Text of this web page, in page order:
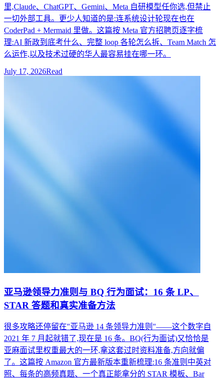
里,Claude、ChatGPT、Gemini、Meta 自研模型任你选,但禁止
一切外部工具。更少人知道的是:连系统设计轮现在也在
CoderPad + Mermaid 里做。这篇按 Meta 官方招聘页逐字梳
理:AI 新政到底考什么、完整 loop 各轮怎么拆、Team Match 怎
么运作,以及技术过硬的华人最容易挂在哪一环。
July 17, 2026Read
亚马逊领导力准则与 BQ 行为面试：16 条 LP、
STAR 答题和真实准备方法
很多攻略还停留在"亚马逊 14 条领导力准则"——这个数字自
2021 年 7 月起就错了,现在是 16 条。BQ(行为面试)又恰恰是
亚麻面试里权重最大的一环,拿这套过时资料准备,方向就偏
了。这篇按 Amazon 官方最新版本重新梳理:16 条准则中英对
照、每条的高频真题、一个真正能拿分的 STAR 模板、Bar